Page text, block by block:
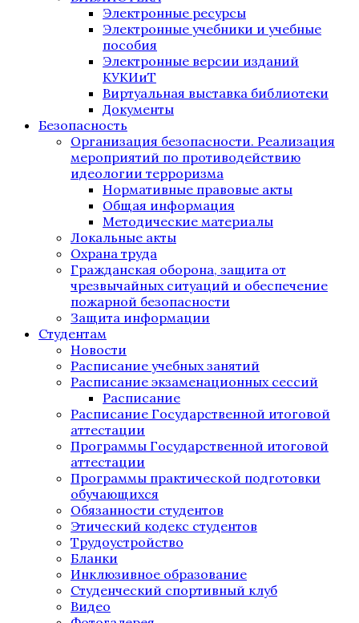
Электронные ресурсы
Электронные учебники и учебные
пособия
Электронные версии изданий
КУКИиТ
Виртуальная выставка библиотеки
Документы
Безопасность
Организация безопасности. Реализация
мероприятий по противодействию
идеологии терроризма
Нормативные правовые акты
Общая информация
Методические материалы
Локальные акты
Охрана труда
Гражданская оборона, защита от
чрезвычайных ситуаций и обеспечение
пожарной безопасности
Защита информации
Студентам
Новости
Расписание учебных занятий
Расписание экзаменационных сессий
Расписание
Расписание Государственной итоговой
аттестации
Программы Государственной итоговой
аттестации
Программы практической подготовки
обучающихся
Обязанности студентов
Этический кодекс студентов
Трудоустройство
Бланки
Инклюзивное образование
Студенческий спортивный клуб
Видео